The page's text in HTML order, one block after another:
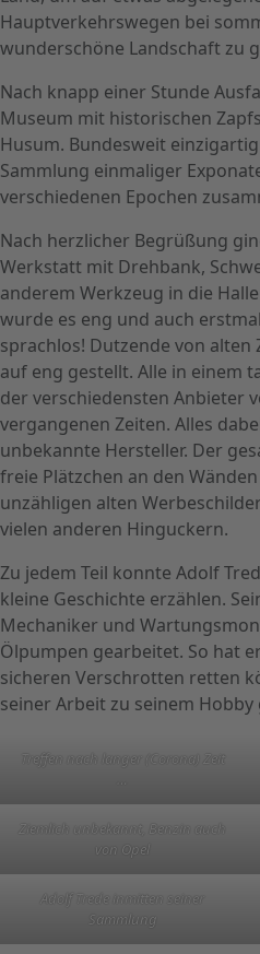
Hauptverkehrswegen bei
wunderschöne Landschaft zu
Nach knapp einer Stunde
Museum mit historischen
Husum. Bundesweit
Sammlung einmaliger
verschiedenen Epochen
Nach herzlicher Begrüßung
Werkstatt mit Drehbank,
anderem Werkzeug in die
wurde es eng und auch
sprachlos! Dutzende von alten
auf eng gestellt. Alle in einem
der verschiedensten Anbieter
vergangenen Zeiten. Alles
unbekannte Hersteller. Der
freie Plätzchen an den
unzähligen alten
vielen anderen Hinguckern.
Zu jedem Teil konnte Adolf
kleine Geschichte erzählen.
Mechaniker und
Ölpumpen gearbeitet. So hat
sicheren Verschrotten retten
seiner Arbeit zu seinem Hobby
Treffen nach langer (Corona) Zeit
Ziemlich unbekannt, Benzin auch
von Opel
Adolf Trede inmitten seiner
Sammlung